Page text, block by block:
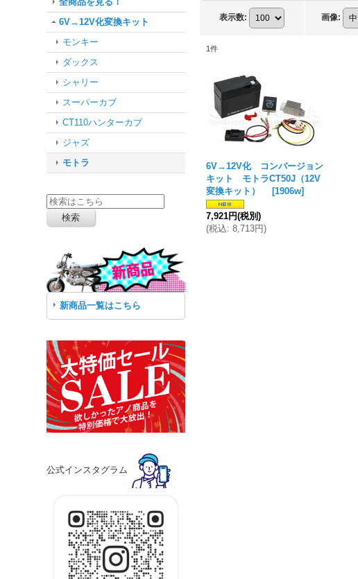
6V→12V化変換キット
モンキー
ダックス
シャリー
スーパーカブ
CT110ハンターカブ
ジャズ
モトラ
新商品一覧はこちら
公式インスタグラム
表示数: 画像:
1件
6V→12V化 コンバージョン
キット モトラCT50J（12V
変換キット）
[1906w]
7,921円(税別)
(税込: 8,713円)